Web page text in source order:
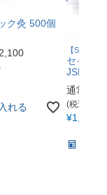
ク灸 500個
れる
【SEIRIN】
セイリ
JSP）
通常価格
(税込)の
¥1,705